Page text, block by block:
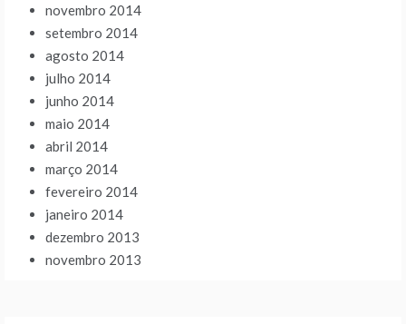
novembro 2014
setembro 2014
agosto 2014
julho 2014
junho 2014
maio 2014
abril 2014
março 2014
fevereiro 2014
janeiro 2014
dezembro 2013
novembro 2013